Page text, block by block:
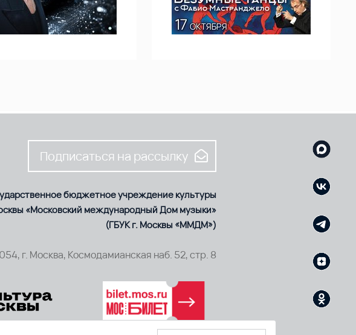
Подписаться на рассылку
бюджетное учреждение культуры
«Московский международный Дом музыки»
(ГБУК г. Москвы «ММДМ»)
г. Москва, Космодамианская наб. 52, стр. 8